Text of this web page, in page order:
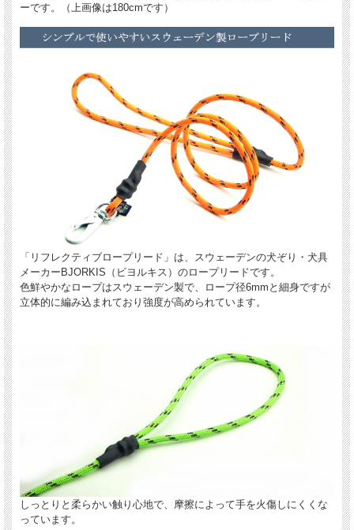
ーです。（上画像は180cmです）
「リフレクティブロープリード」は、スウェーデンの犬ぞり・犬具
メーカーBJORKIS（ビヨルキス）のロープリードです。
色鮮やかなロープはスウェーデン製で、ロープ径6mmと細身ですが
立体的に編み込まれており強度が高められています。
しっとりと柔らかい触り心地で、摩擦によって手を火傷しにくくな
っています。